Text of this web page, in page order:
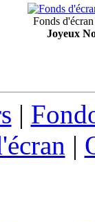
Fonds
Joyeux
|
|